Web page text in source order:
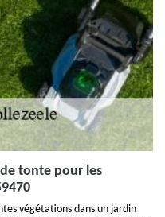
tonte pour les
végétations dans un jardin